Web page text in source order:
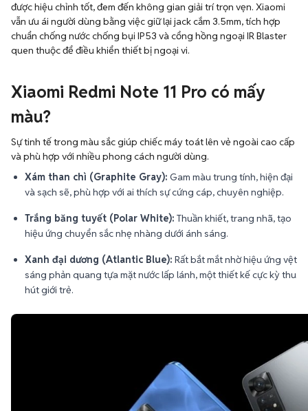
được hiệu chỉnh tốt, đem đến không gian giải trí trọn vẹn. Xiaomi
vẫn ưu ái người dùng bằng việc giữ lại jack cắm 3.5mm, tích hợp
chuẩn chống nước chống bụi IP53 và cổng hồng ngoại IR Blaster
quen thuộc để điều khiển thiết bị ngoại vi.
Xiaomi Redmi Note 11 Pro có mấy
màu?
Sự tinh tế trong màu sắc giúp chiếc máy toát lên vẻ ngoài cao cấp
và phù hợp với nhiều phong cách người dùng.
Xám than chì (Graphite Gray): Gam màu trung tính, hiện đại
và sạch sẽ, phù hợp với ai thích sự cứng cáp, chuyên nghiệp.
Trắng băng tuyết (Polar White): Thuần khiết, trang nhã, tạo
hiệu ứng chuyển sắc nhẹ nhàng dưới ánh sáng.
Xanh đại dương (Atlantic Blue): Rất bắt mắt nhờ hiệu ứng vệt
sáng phản quang tựa mặt nước lấp lánh, một thiết kế cực kỳ thu
hút giới trẻ.